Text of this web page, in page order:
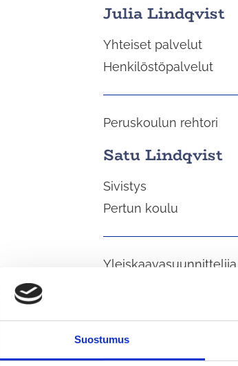
Suostumus
Julia Lindqvist
Yhteiset palvelut
Henkilöstöpalvelut
Satu Lindqvist
Peruskoulun rehtori
Sivistys
Pertun koulu
Yleiskaavasuunnittelija